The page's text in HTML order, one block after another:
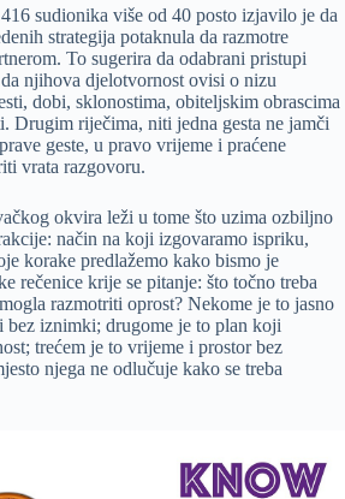
sudionika više od 40 posto izjavilo je da
strategija potaknula da razmotre
To sugerira da odabrani pristupi
njihova djelotvornost ovisi o nizu
dobi, sklonostima, obiteljskim obrascima
Drugim riječima, niti jedna gesta ne jamči
geste, u pravo vrijeme i praćene
vrata razgovoru.
okvira leži u tome što uzima ozbiljno
način na koji izgovaramo ispriku,
korake predlažemo kako bismo je
rečenice krije se pitanje: što točno treba
razmotriti oprost? Nekome je to jasno
bez iznimki; drugome je to plan koji
trećem je to vrijeme i prostor bez
njega ne odlučuje kako se treba